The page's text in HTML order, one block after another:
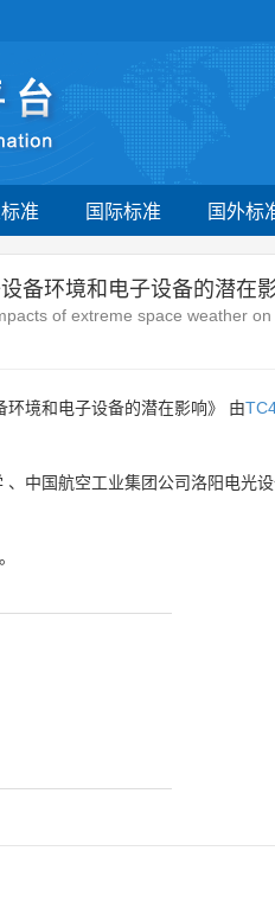
准 国际标准 国外标
备环境和电子设备的潜在
of extreme space weather
境和电子设备的潜在影响》 由
、 中国航空工业集团公司洛阳电光
。